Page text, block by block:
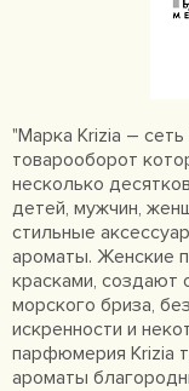
"Марка Krizia –
товарооборот
несколько
детей, мужчин,
стильные
ароматы. Женские
красками, создают
морского бриза,
искренности и
парфюмерия Krizia
ароматы